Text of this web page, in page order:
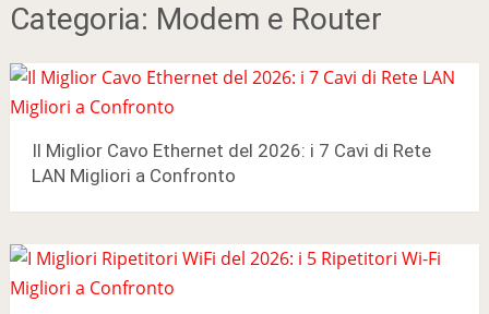
Categoria: Modem e Router
Il Miglior Cavo Ethernet del 2026: i 7 Cavi di Rete
LAN Migliori a Confronto